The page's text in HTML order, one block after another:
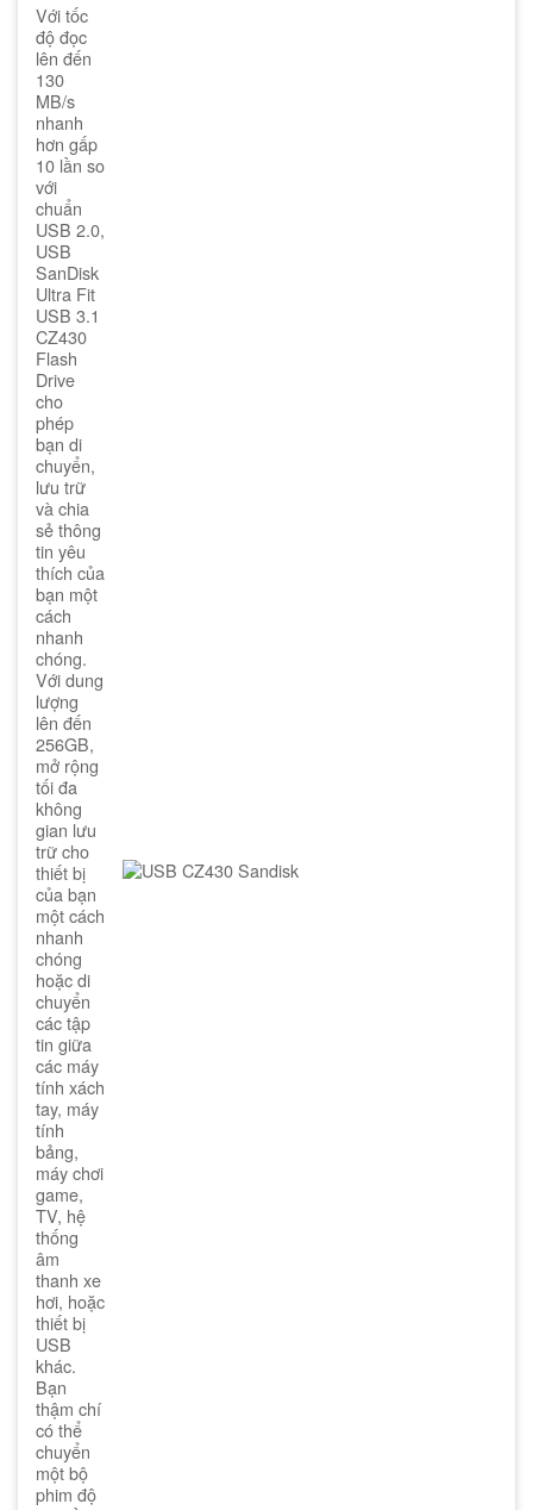
Với tốc
độ đọc
lên đến
130
MB/s
nhanh
hơn gấp
10 lần so
với
chuẩn
USB 2.0,
USB
SanDisk
Ultra Fit
USB 3.1
CZ430
Flash
Drive
cho
phép
bạn di
chuyển,
lưu trữ
và chia
sẻ thông
tin yêu
thích của
bạn một
cách
nhanh
chóng.
Với dung
lượng
lên đến
256GB,
mở rộng
tối đa
không
gian lưu
trữ cho
thiết bị
của bạn
một cách
nhanh
chóng
hoặc di
chuyển
các tập
tin giữa
các máy
tính xách
tay, máy
tính
bảng,
máy chơi
game,
TV, hệ
thống
âm
thanh xe
hơi, hoặc
thiết bị
USB
khác.
Bạn
thậm chí
có thể
chuyển
một bộ
phim độ